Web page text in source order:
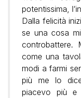
potentissima,
Dalla felicità
se una cosa
controbattere.
come una
modi a farmi
più me lo
piacevo più e